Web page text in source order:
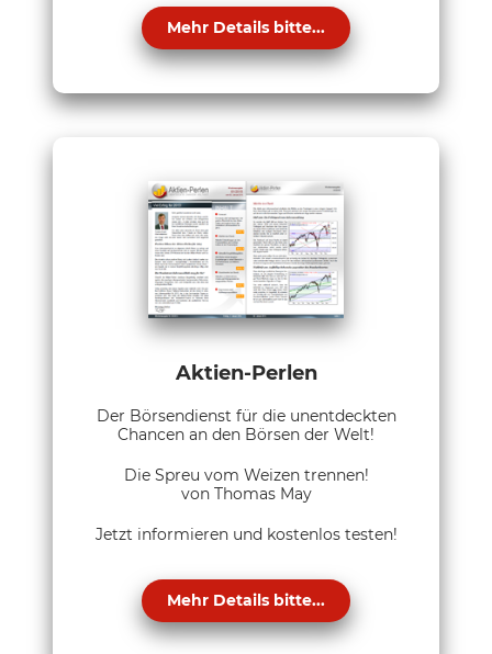
Mehr Details bitte...
Aktien-Perlen
Der Börsendienst für die unentdeckten
Chancen an den Börsen der Welt!
Die Spreu vom Weizen trennen!
von Thomas May
Jetzt informieren und kostenlos testen!
Mehr Details bitte...